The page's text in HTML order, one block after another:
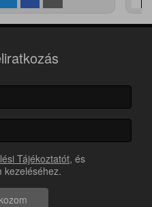
Tájékoztatót, és
kezeléséhez.